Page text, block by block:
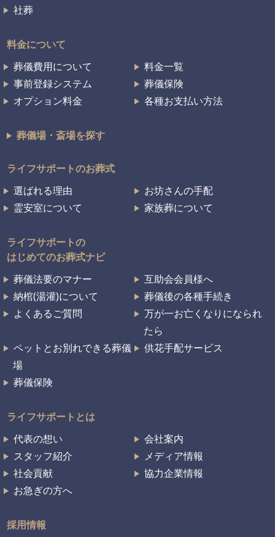
社葬
料金について
葬儀費用について
料金一覧
事前登録システム
葬儀保険
オプション料金
各種お支払い方法
葬儀場・斎場を探す
ライフサポートのお葬式
選ばれる理由
お坊さんの手配
霊安室について
家族葬について
ライフサポートの
はじめてのお葬式ナビ
葬儀法要のマナー
互助会会員様へ
納棺(湯灌)について
葬儀後の各種手続き
よくあるご質問
万が一お亡くなりになられ
たら
ペットとお別れできる葬儀
場
供花手配サービス
葬儀保険
ライフサポートとは
代表の想い
会社案内
スタッフ紹介
メディア情報
社会貢献
協力企業情報
お急ぎの方へ
採用情報